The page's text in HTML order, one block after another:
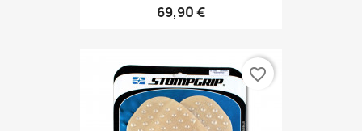
69,90 €
favorite_border